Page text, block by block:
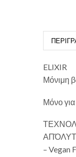
ELIXIR
Μόνιμη
Μόνο
– Vegan